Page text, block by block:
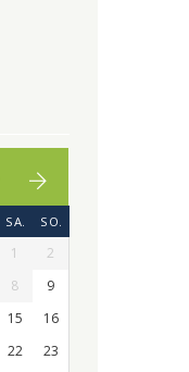
SA. SO.
1
2
8
9
15
16
22
23